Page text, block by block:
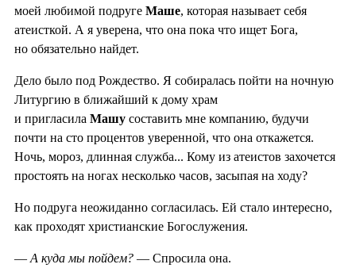
моей любимой подруге Маше, которая называет себя
атеисткой. А я уверена, что она пока что ищет Бога,
но обязательно найдет.
Дело было под Рождество. Я собиралась пойти на ночную
Литургию в ближайший к дому храм
и пригласила Машу составить мне компанию, будучи
почти на сто процентов уверенной, что она откажется.
Ночь, мороз, длинная служба... Кому из атеистов захочется
простоять на ногах несколько часов, засыпая на ходу?
Но подруга неожиданно согласилась. Ей стало интересно,
как проходят христианские Богослужения.
—А куда мы пойдем? — Спросила она.